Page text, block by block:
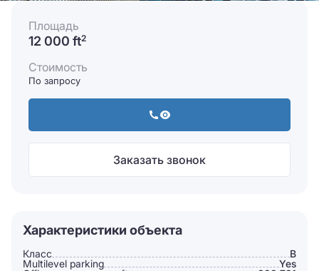
Площадь
12 000 ft2
Стоимость
По запросу
Заказать звонок
Характеристики объекта
Класс
B
Multilevel parking
Yes